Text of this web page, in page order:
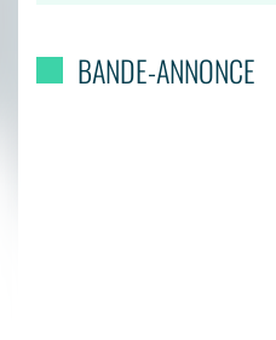
BANDE-ANNONCE